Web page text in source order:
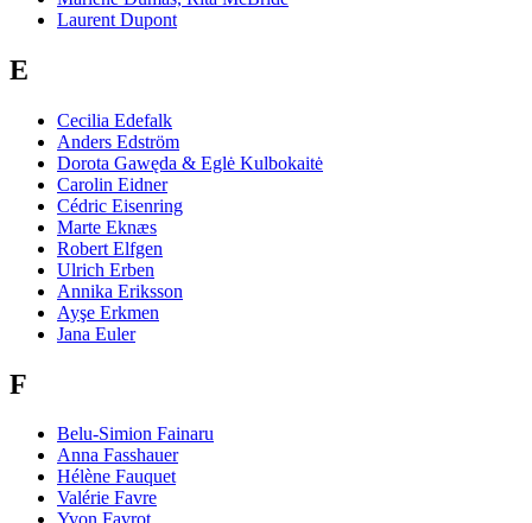
Laurent Dupont
E
Cecilia Edefalk
Anders Edström
Dorota Gawęda & Eglė Kulbokaitė
Carolin Eidner
Cédric Eisenring
Marte Eknæs
Robert Elfgen
Ulrich Erben
Annika Eriksson
Ayşe Erkmen
Jana Euler
F
Belu-Simion Fainaru
Anna Fasshauer
Hélène Fauquet
Valérie Favre